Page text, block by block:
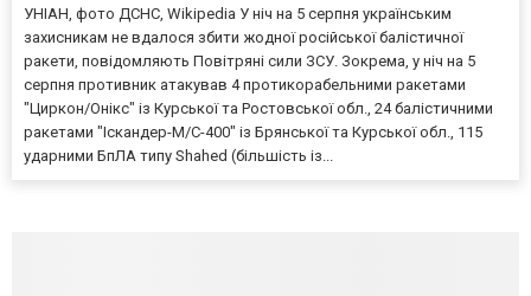
УНІАН, фото ДСНС, Wikipedia У ніч на 5 серпня українським
захисникам не вдалося збити жодної російської балістичної
ракети, повідомляють Повітряні сили ЗСУ. Зокрема, у ніч на 5
серпня противник атакував 4 протикорабельними ракетами
"Циркон/Онікс" із Курської та Ростовської обл., 24 балістичними
ракетами "Іскандер-М/С-400" із Брянської та Курської обл., 115
ударними БпЛА типу Shahed (більшість із...